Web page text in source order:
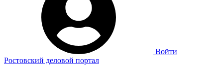
Войти
Ростовский деловой портал